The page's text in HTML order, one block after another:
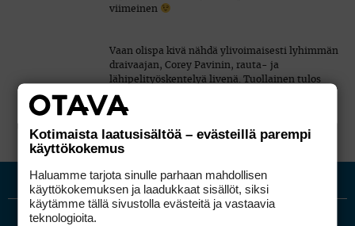
viimeinen
Vaan olispa kivä nähdä ylivoimaisesti lyhimmän
draivaajan, Corey Pavinin, rauta- ja
lähipelityöskentelyä livenä. Tuollainen tulos
noilla draiveilla on käsittämätön saavutus.
Kotimaista laatusisältöä – evästeillä parempi
käyttökokemus
Haluamme tarjota sinulle parhaan mahdollisen
käyttökokemuksen ja laadukkaat sisällöt, siksi
käytämme tällä sivustolla evästeitä ja vastaavia
teknologioita.